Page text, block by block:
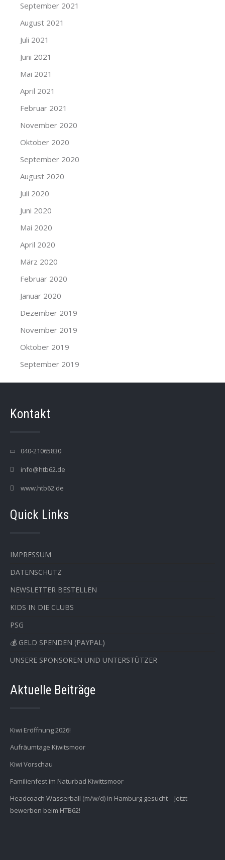
September 2021
August 2021
Juli 2021
Juni 2021
Mai 2021
April 2021
Februar 2021
November 2020
Oktober 2020
September 2020
August 2020
Juli 2020
Juni 2020
Mai 2020
April 2020
März 2020
Februar 2020
Januar 2020
Dezember 2019
November 2019
Oktober 2019
September 2019
Kontakt
040-21065830
info@htb62.de
www.htb62.de
Quick Links
IMPRESSUM
DATENSCHUTZ
NEWSLETTER BESTELLEN
KIDS IN DIE CLUBS
PSG
💰 GELD SPENDEN (PAYPAL)
UNSERE SPONSOREN UND UNTERSTÜTZER
Aktuelle Beiträge
Kiwi Eröffnung 2026!
Aufräumtage Kiwitsmoor
Kiwi Vorschau
Familienfest im Naturbad Kiwittsmoor
Headcoach Wasserball (m/w/d) in Hamburg gesucht – Jetzt
bewerben beim HTB62!